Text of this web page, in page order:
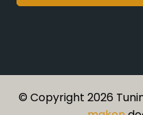
© Copyright 2026